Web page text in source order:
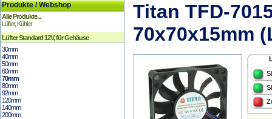
Produkte / Webshop
Alle Produkte...
Lüfter, Kühler
Lüfter Standard 12V, für Gehäuse
30mm
40mm
50mm
60mm
70mm
80mm
92mm
120mm
140mm
200mm
Titan TFD-
70x70x15mm